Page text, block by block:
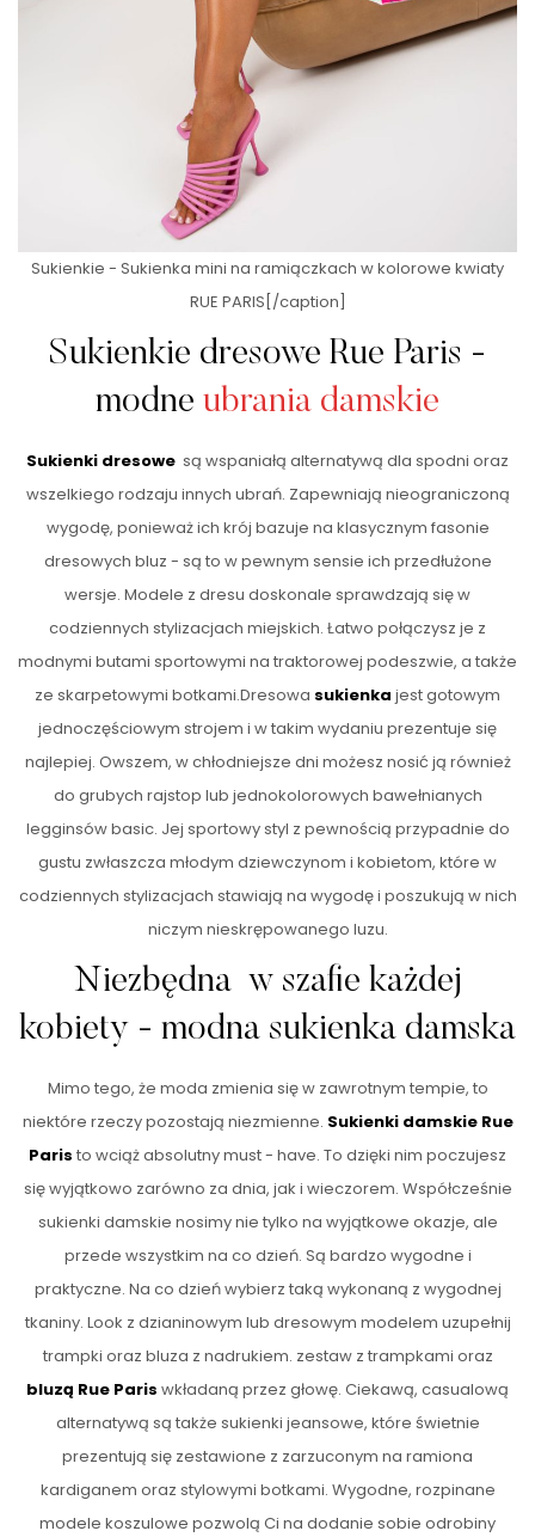
Sukienkie - Sukienka mini na ramiączkach w kolorowe kwiaty
RUE PARIS[/caption]
Sukienkie dresowe Rue Paris -
modne ubrania damskie
Sukienki dresowe są wspaniałą alternatywą dla spodni oraz
wszelkiego rodzaju innych ubrań. Zapewniają nieograniczoną
wygodę, ponieważ ich krój bazuje na klasycznym fasonie
dresowych bluz - są to w pewnym sensie ich przedłużone
wersje. Modele z dresu doskonale sprawdzają się w
codziennych stylizacjach miejskich. Łatwo połączysz je z
modnymi butami sportowymi na traktorowej podeszwie, a także
ze skarpetowymi botkami.Dresowa sukienka jest gotowym
jednoczęściowym strojem i w takim wydaniu prezentuje się
najlepiej. Owszem, w chłodniejsze dni możesz nosić ją również
do grubych rajstop lub jednokolorowych bawełnianych
legginsów basic. Jej sportowy styl z pewnością przypadnie do
gustu zwłaszcza młodym dziewczynom i kobietom, które w
codziennych stylizacjach stawiają na wygodę i poszukują w nich
niczym nieskrępowanego luzu.
Niezbędna w szafie każdej
kobiety - modna sukienka damska
Mimo tego, że moda zmienia się w zawrotnym tempie, to
niektóre rzeczy pozostają niezmienne. Sukienki damskie Rue
Paris to wciąż absolutny must - have. To dzięki nim poczujesz
się wyjątkowo zarówno za dnia, jak i wieczorem. Współcześnie
sukienki damskie nosimy nie tylko na wyjątkowe okazje, ale
przede wszystkim na co dzień. Są bardzo wygodne i
praktyczne. Na co dzień wybierz taką wykonaną z wygodnej
tkaniny. Look z dzianinowym lub dresowym modelem uzupełnij
trampki oraz bluza z nadrukiem. zestaw z trampkami oraz
bluzą Rue Paris wkładaną przez głowę. Ciekawą, casualową
alternatywą są także sukienki jeansowe, które świetnie
prezentują się zestawione z zarzuconym na ramiona
kardiganem oraz stylowymi botkami. Wygodne, rozpinane
modele koszulowe pozwolą Ci na dodanie sobie odrobiny